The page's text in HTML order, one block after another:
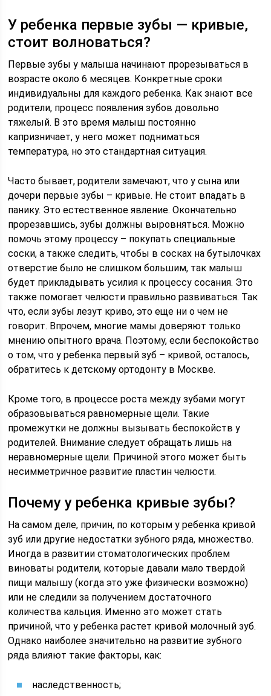
У ребенка первые зубы — кривые,
стоит волноваться?
Первые зубы у малыша начинают прорезываться в
возрасте около 6 месяцев. Конкретные сроки
индивидуальны для каждого ребенка. Как знают все
родители, процесс появления зубов довольно
тяжелый. В это время малыш постоянно
капризничает, у него может подниматься
температура, но это стандартная ситуация.
Часто бывает, родители замечают, что у сына или
дочери первые зубы – кривые. Не стоит впадать в
панику. Это естественное явление. Окончательно
прорезавшись, зубы должны выровняться. Можно
помочь этому процессу – покупать специальные
соски, а также следить, чтобы в сосках на бутылочках
отверстие было не слишком большим, так малыш
будет прикладывать усилия к процессу сосания. Это
также помогает челюсти правильно развиваться. Так
что, если зубы лезут криво, это еще ни о чем не
говорит. Впрочем, многие мамы доверяют только
мнению опытного врача. Поэтому, если беспокойство
о том, что у ребенка первый зуб – кривой, осталось,
обратитесь к детскому ортодонту в Москве.
Кроме того, в процессе роста между зубами могут
образовываться равномерные щели. Такие
промежутки не должны вызывать беспокойств у
родителей. Внимание следует обращать лишь на
неравномерные щели. Причиной этого может быть
несимметричное развитие пластин челюсти.
Почему у ребенка кривые зубы?
На самом деле, причин, по которым у ребенка кривой
зуб или другие недостатки зубного ряда, множество.
Иногда в развитии стоматологических проблем
виноваты родители, которые давали мало твердой
пищи малышу (когда это уже физически возможно)
или не следили за получением достаточного
количества кальция. Именно это может стать
причиной, что у ребенка растет кривой молочный зуб.
Однако наиболее значительно на развитие зубного
ряда влияют такие факторы, как:
наследственность;